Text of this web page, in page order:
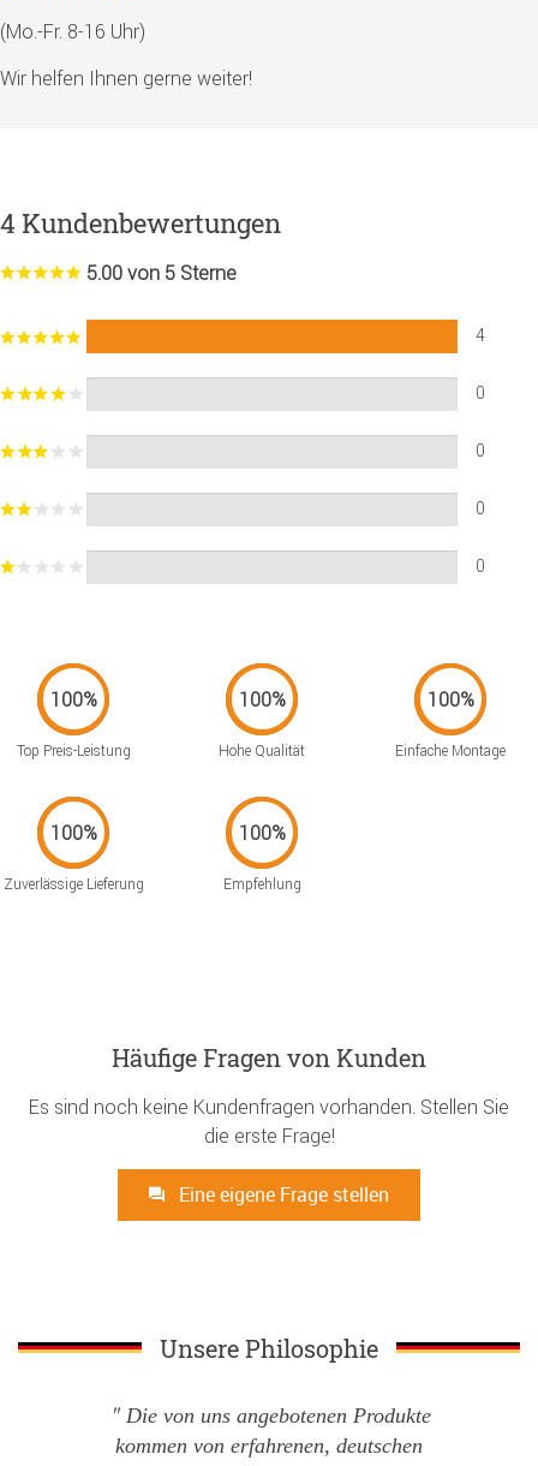
(Mo.-Fr. 8-16 Uhr)
Wir helfen Ihnen gerne weiter!
4 Kundenbewertungen
5.00 von 5 Sterne
4
0
0
0
0
Top Preis-Leistung Hohe Qualität Einfache Montage
Zuverlässige Lieferung Empfehlung
Häufige Fragen von Kunden
Es sind noch keine Kundenfragen vorhanden. Stellen Sie
die erste Frage!
Eine eigene Frage stellen
Unsere Philosophie
Die von uns angebotenen Produkte
kommen von erfahrenen, deutschen